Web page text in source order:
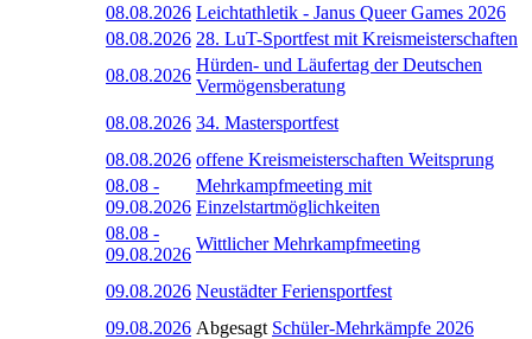
08.08.2026 Leichtathletik - Janus Queer Games 2026
08.08.2026 28. LuT-Sportfest mit Kreismeisterschaften
08.08.2026
Hürden- und Läufertag der Deutschen
Vermögensberatung
08.08.2026 34. Mastersportfest
08.08.2026 offene Kreismeisterschaften Weitsprung
08.08 -
09.08.2026
Mehrkampfmeeting mit
Einzelstartmöglichkeiten
08.08 -
09.08.2026
Wittlicher Mehrkampfmeeting
09.08.2026 Neustädter Feriensportfest
09.08.2026 Abgesagt Schüler-Mehrkämpfe 2026